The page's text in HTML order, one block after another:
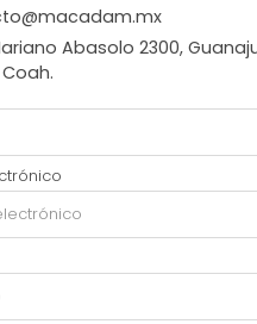
Abasolo 2300,